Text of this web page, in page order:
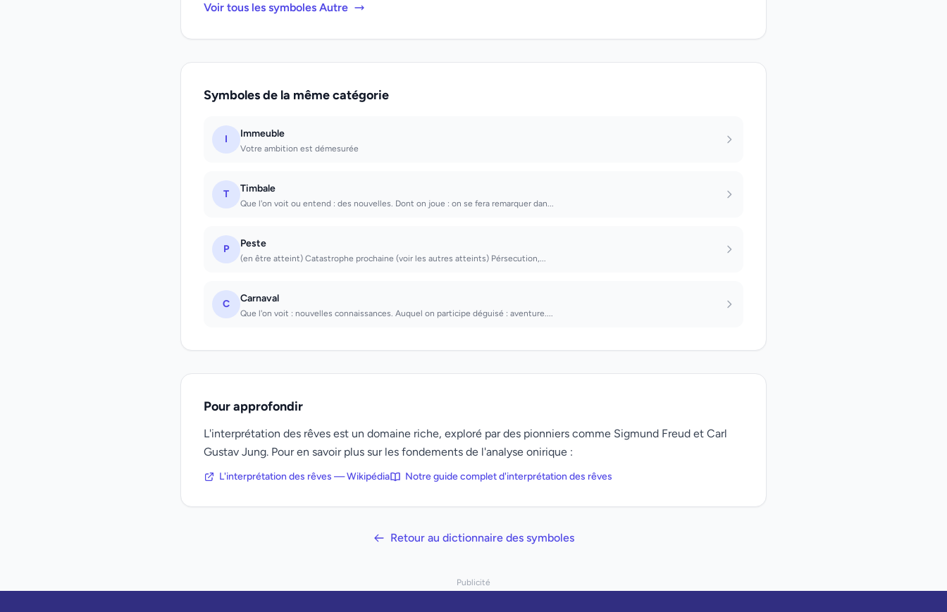
Voir tous les symboles Autre
Symboles de la même catégorie
I Immeuble
Votre ambition est démesurée
T Timbale
Que l'on voit ou entend : des nouvelles. Dont on joue : on se fera remarquer dan...
P Peste
(en être atteint) Catastrophe prochaine (voir les autres atteints) Pérsecution,...
C Carnaval
Que l'on voit : nouvelles connaissances. Auquel on participe déguisé : aventure....
Pour approfondir
L'interprétation des rêves est un domaine riche, exploré par des pionniers comme Sigmund Freud et Carl
Gustav Jung. Pour en savoir plus sur les fondements de l'analyse onirique :
L'interprétation des rêves — Wikipédia Notre guide complet d'interprétation des rêves
Retour au dictionnaire des symboles
Publicité